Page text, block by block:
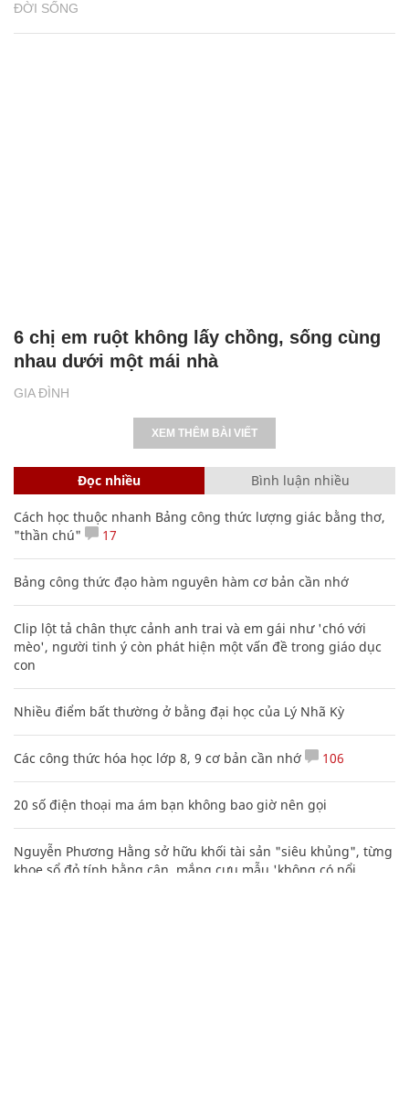
ĐỜI SỐNG
GIA ĐÌNH
6 chị em ruột không lấy chồng, sống cùng
nhau dưới một mái nhà
XEM THÊM BÀI VIẾT
Đọc nhiều Bình luận nhiều
Cách học thuộc nhanh Bảng công thức lượng giác bằng thơ,
"thần chú"
17
Bảng công thức đạo hàm nguyên hàm cơ bản cần nhớ
Clip lột tả chân thực cảnh anh trai và em gái như 'chó với
mèo', người tinh ý còn phát hiện một vấn đề trong giáo dục
con
Nhiều điểm bất thường ở bằng đại học của Lý Nhã Kỳ
Các công thức hóa học lớp 8, 9 cơ bản cần nhớ 106
20 số điện thoại ma ám bạn không bao giờ nên gọi
Nguyễn Phương Hằng sở hữu khối tài sản "siêu khủng", từng
khoe sổ đỏ tính bằng cân, mắng cựu mẫu 'không có nổi